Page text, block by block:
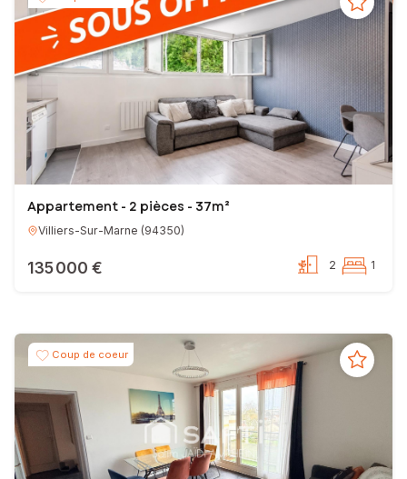
Appartement - 2 pièces - 37m²
Villiers-Sur-Marne (94350)
135 000 € 2 1
Coup de coeur